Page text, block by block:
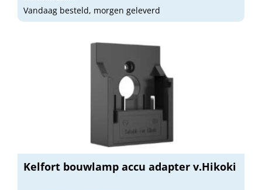
Vandaag besteld, morgen geleverd
Kelfort bouwlamp accu adapter v.Hikoki